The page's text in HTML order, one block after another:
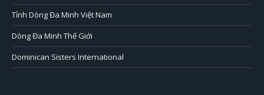
Tỉnh Dòng Đa Minh Việt Nam
Dòng Đa Minh Thế Giới
Dominican Sisters International